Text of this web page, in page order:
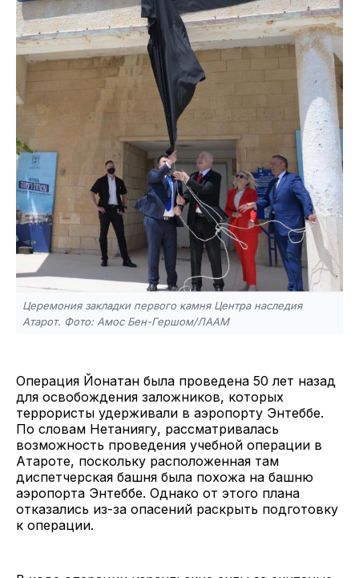
Церемония закладки первого камня Центра наследия
Атарот. Фото: Амос Бен-Гершом/ЛААМ
Операция Йонатан была проведена 50 лет назад
для освобождения заложников, которых
террористы удерживали в аэропорту Энтеббе.
По словам Нетаниягу, рассматривалась
возможность проведения учебной операции в
Атароте, поскольку расположенная там
диспетчерская башня была похожа на башню
аэропорта Энтеббе. Однако от этого плана
отказались из-за опасений раскрыть подготовку
к операции.